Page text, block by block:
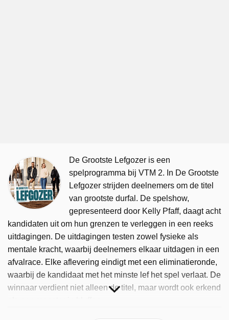
De Grootste Lefgozer is een
spelprogramma bij VTM 2. In De Grootste
Lefgozer strijden deelnemers om de titel
van grootste durfal. De spelshow,
gepresenteerd door Kelly Pfaff, daagt acht
kandidaten uit om hun grenzen te verleggen in een reeks
uitdagingen. De uitdagingen testen zowel fysieke als
mentale kracht, waarbij deelnemers elkaar uitdagen in een
afvalrace. Elke aflevering eindigt met een eliminatieronde,
waarbij de kandidaat met het minste lef het spel verlaat. De
winnaar verdient niet alleen de titel, maar wordt ook erkend